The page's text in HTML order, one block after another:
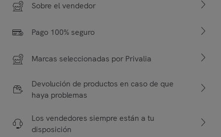
Sobre el vendedor
Pago 100% seguro
Marcas seleccionadas por Privalia
Devolución de productos en caso de que
haya problemas
Los vendedores siempre están a tu
disposición